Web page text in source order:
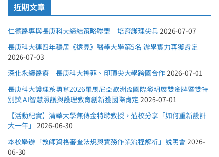
近期文章
仁德醫專與長庚科大締結策略聯盟 培育護理尖兵 2026-07-07
長庚科大連四年穩居《遠見》醫學大學第5名 辦學實力再獲肯定
2026-07-03
深化永續醫療 長庚科大攜菲、印頂尖大學跨國合作 2026-07-01
長庚科大護理系勇奪2026羅馬尼亞歐洲盃國際發明展雙金牌暨雙特
別獎 AI智慧照護與護理教育創新獲國際肯定 2026-07-01
【活動紀實】清華大學焦傳金特聘教授，蒞校分享「如何重新設計
大一年」
2026-06-30
本校舉辦「教師資格審查法規與實務作業流程解析」說明會 2026-
06-30